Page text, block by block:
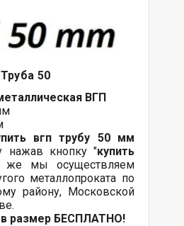
Труба 50
ВГП
вгп трубу 50 мм
нажав кнопку "купить
же мы осуществляем
металлопроката по
району, Московской
размер БЕСПЛАТНО!